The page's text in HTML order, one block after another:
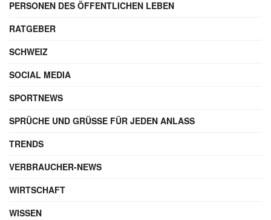
PERSONEN DES ÖFFENTLICHEN LEBEN
RATGEBER
SCHWEIZ
SOCIAL MEDIA
SPORTNEWS
SPRÜCHE UND GRÜSSE FÜR JEDEN ANLASS
TRENDS
VERBRAUCHER-NEWS
WIRTSCHAFT
WISSEN